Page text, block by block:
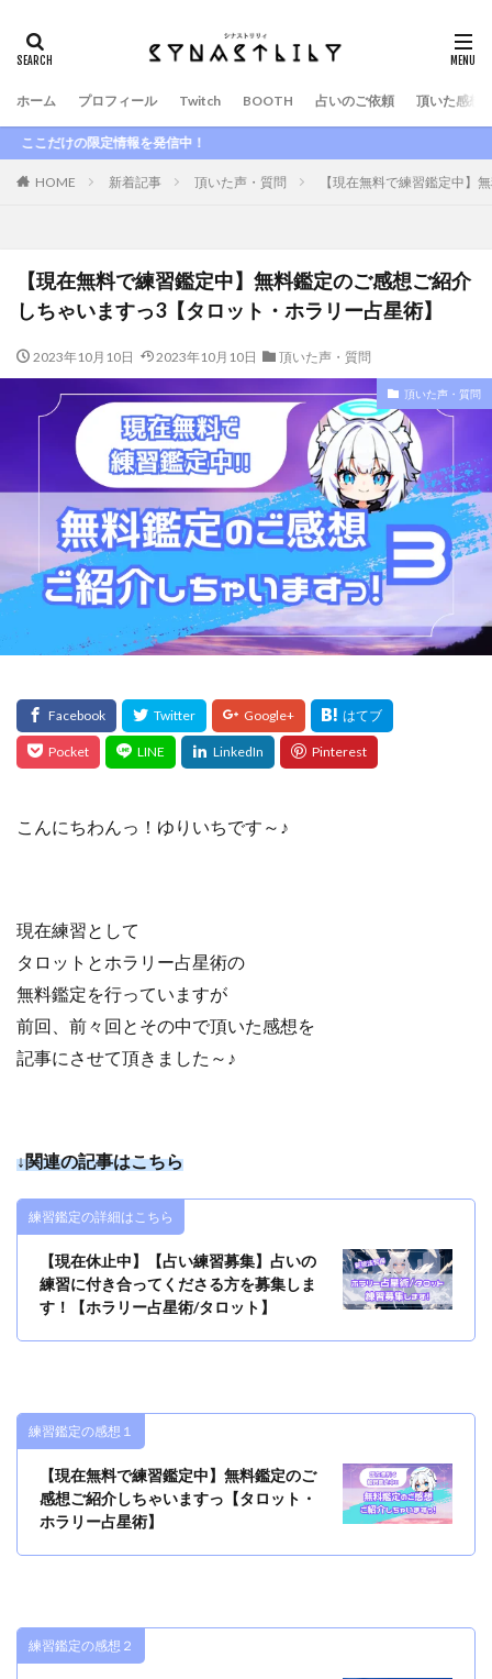
ホーム プロフィール Twitch BOOTH 占いのご依頼 頂いた感想
を発信中！
HOME 新着記事 頂いた声・質問 【現在無料で練習鑑定中】
【現在無料で練習鑑定中】無料鑑定のご感想ご紹介
しちゃいますっ3【タロット・ホラリー占星術】
2023年10月10日 2023年10月10日 頂いた声・質問
頂いた声・質問
こんにちわんっ！ゆりいちです～♪
現在練習として
タロットとホラリー占星術の
無料鑑定を行っていますが
前回、前々回とその中で頂いた感想を
記事にさせて頂きました～♪
↓関連の記事はこちら
練習鑑定の詳細はこちら
【現在休止中】【占い練習募集】占いの
練習に付き合ってくださる方を募集しま
す！【ホラリー占星術/タロット】
練習鑑定の感想１
【現在無料で練習鑑定中】無料鑑定のご
感想ご紹介しちゃいますっ【タロット・
ホラリー占星術】
練習鑑定の感想２